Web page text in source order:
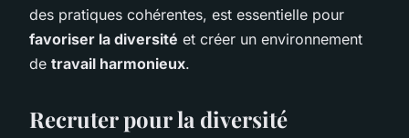
des pratiques cohérentes, est essentielle pour
favoriser la diversité et créer un environnement
de travail harmonieux.
Recruter pour la diversité